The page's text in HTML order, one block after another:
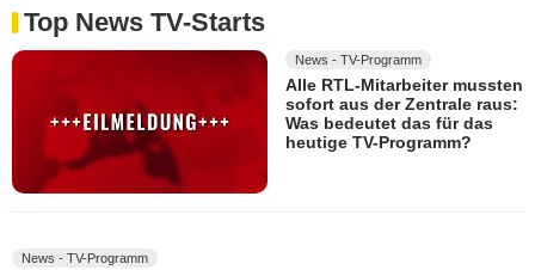
Top News TV-Starts
News - TV-Programm
Alle RTL-Mitarbeiter mussten
sofort aus der Zentrale raus:
Was bedeutet das für das
heutige TV-Programm?
News - TV-Programm